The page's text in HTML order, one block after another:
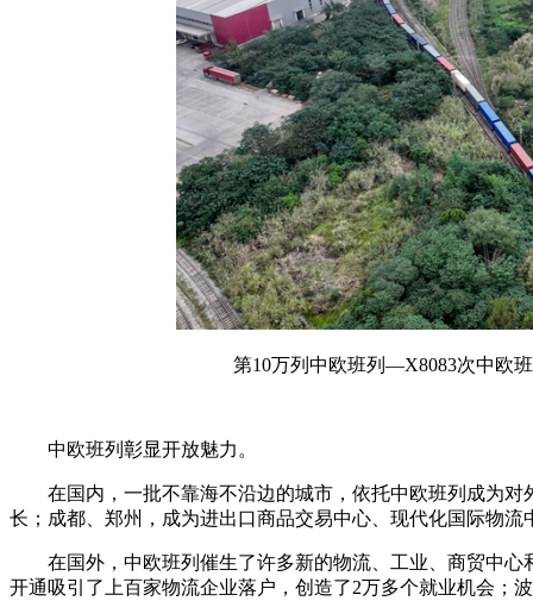
第10万列中欧班列—X8083次中欧
中欧班列彰显开放魅力。
在国内，一批不靠海不沿边的城市，依托中欧班列成为
长；成都、郑州，成为进出口商品交易中心、现代化国际物流
在国外，中欧班列催生了许多新的物流、工业、商贸中
开通吸引了上百家物流企业落户，创造了2万多个就业机会；